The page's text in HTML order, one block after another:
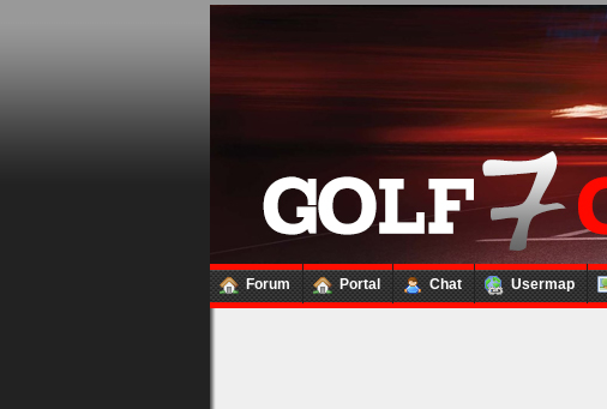
Forum Portal Chat Usermap
Loginbox
Trage
bitte
in
die
nachfolgenden
Felder
Deinen
Benutzernamen
und
Kennwort
ein,
um